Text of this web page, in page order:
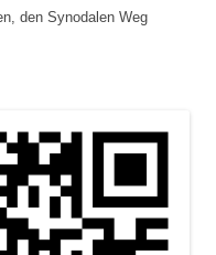
den Synodalen Weg